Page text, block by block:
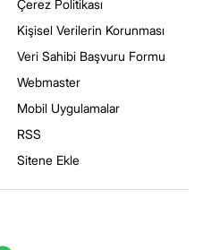
Çerez Politikası
Kişisel Verilerin Korunması
Veri Sahibi Başvuru Formu
Webmaster
Mobil Uygulamalar
RSS
Sitene Ekle